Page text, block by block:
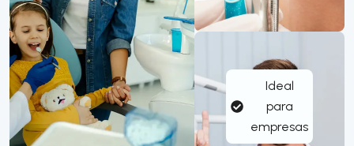
Ideal
para
empresas